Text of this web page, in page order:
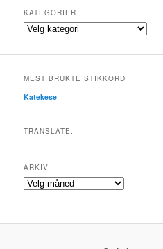
KATEGORIER
Kategorier
MEST BRUKTE STIKKORD
Katekese
TRANSLATE:
ARKIV
Arkiv